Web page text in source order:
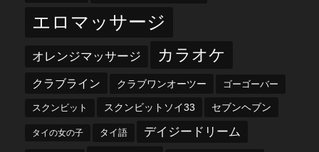
エロマッサージ
オレンジマッサージ カラオケ
クラブライン クラブワンオーツー ゴーゴーバー
スクンビット スクンビットソイ33 セブンヘブン
タイの女の子 タイ語 デイジードリーム